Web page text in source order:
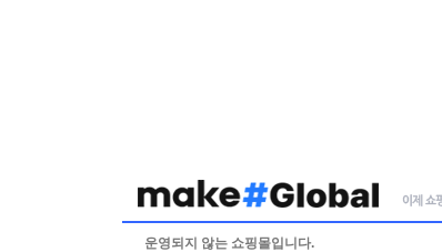
운영되지 않는 쇼핑몰입니다.